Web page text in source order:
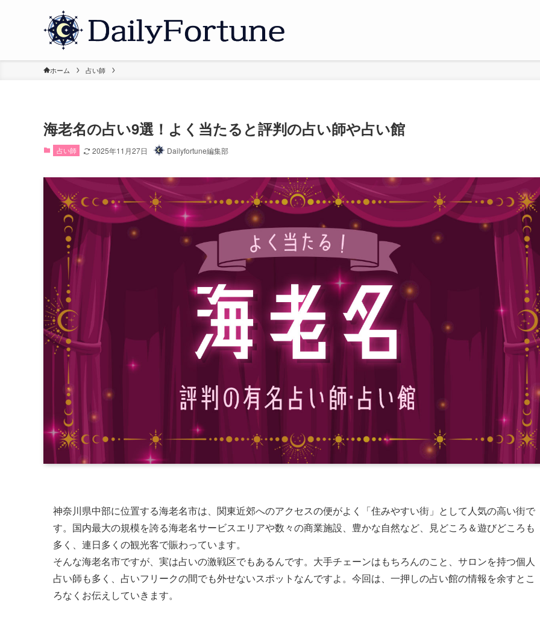
ホーム 占い師
海老名の占い9選！よく当たると評判の占い師や占い館
占い師 2025年11月27日 Dailyfortune編集部
神奈川県中部に位置する海老名市は、関東近郊へのアクセスの便がよく「住みやすい街」として人気の高い街で
す。国内最大の規模を誇る海老名サービスエリアや数々の商業施設、豊かな自然など、見どころ＆遊びどころも
多く、連日多くの観光客で賑わっています。
そんな海老名市ですが、実は占いの激戦区でもあるんです。大手チェーンはもちろんのこと、サロンを持つ個人
占い師も多く、占いフリークの間でも外せないスポットなんですよ。今回は、一押しの占い館の情報を余すとこ
ろなくお伝えしていきます。